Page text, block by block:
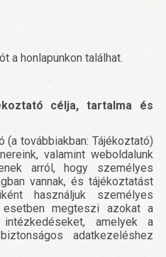
a honlapunkon találhat.
célja, tartalma és
továbbiakban: Tájékoztató)
valamint weboldalunk
arról, hogy személyes
vannak, és tájékoztatást
használjuk személyes
esetben megteszi azokat a
amelyek a
adatkezeléshez